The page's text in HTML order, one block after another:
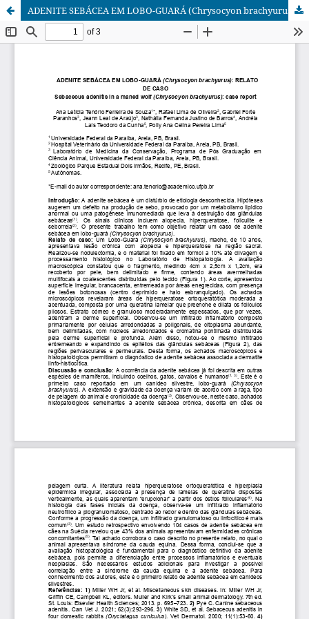
ADENITE SEBÁCEA EM LOBO-GUARÁ (Chrysocyon brachyurus): RELATO DE CASO